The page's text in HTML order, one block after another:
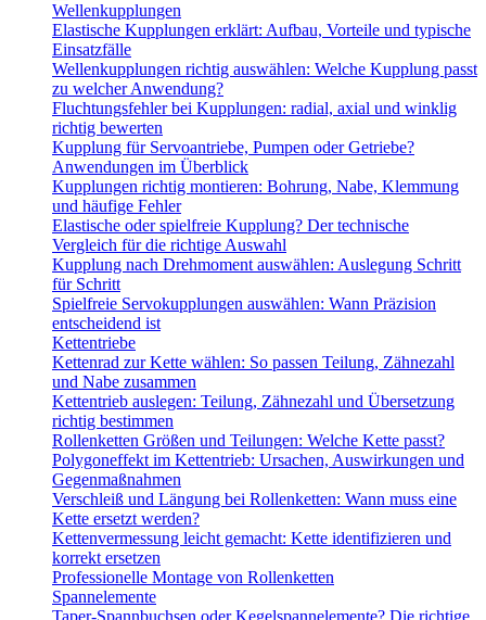
Wellenkupplungen
Elastische Kupplungen erklärt: Aufbau, Vorteile und typische
Einsatzfälle
Wellenkupplungen richtig auswählen: Welche Kupplung passt
zu welcher Anwendung?
Fluchtungsfehler bei Kupplungen: radial, axial und winklig
richtig bewerten
Kupplung für Servoantriebe, Pumpen oder Getriebe?
Anwendungen im Überblick
Kupplungen richtig montieren: Bohrung, Nabe, Klemmung
und häufige Fehler
Elastische oder spielfreie Kupplung? Der technische
Vergleich für die richtige Auswahl
Kupplung nach Drehmoment auswählen: Auslegung Schritt
für Schritt
Spielfreie Servokupplungen auswählen: Wann Präzision
entscheidend ist
Kettentriebe
Kettenrad zur Kette wählen: So passen Teilung, Zähnezahl
und Nabe zusammen
Kettentrieb auslegen: Teilung, Zähnezahl und Übersetzung
richtig bestimmen
Rollenketten Größen und Teilungen: Welche Kette passt?
Polygoneffekt im Kettentrieb: Ursachen, Auswirkungen und
Gegenmaßnahmen
Verschleiß und Längung bei Rollenketten: Wann muss eine
Kette ersetzt werden?
Kettenvermessung leicht gemacht: Kette identifizieren und
korrekt ersetzen
Professionelle Montage von Rollenketten
Spannelemente
Taper-Spannbuchsen oder Kegelspannelemente? Die richtige